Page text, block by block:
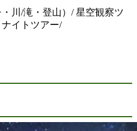
川/滝・登山）/ 星空観察ツ
イトツアー/